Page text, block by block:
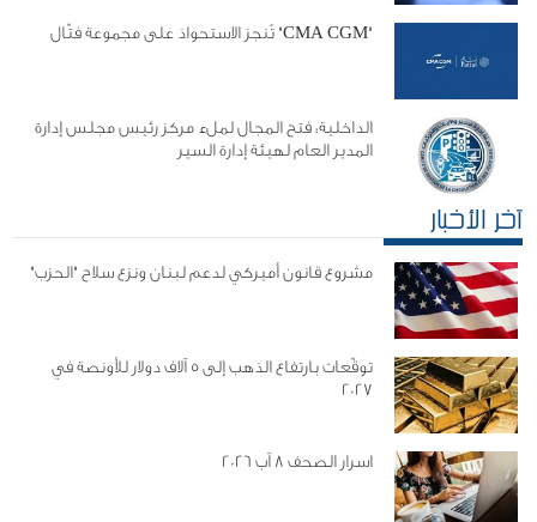
"CMA CGM" تُنجز الاستحواذ على مجموعة فتّال
الداخلية: فتح المجال لملء مركز رئيس مجلس إدارة
المدير العام لهيئة إدارة السير
آخر الأخبار
مشروع قانون أميركي لدعم لبنان ونزع سلاح "الحزب"
توقّعات بارتفاع الذهب إلى 5 آلاف دولار للأونصة في
2027
اسرار الصحف 8 آب 2026